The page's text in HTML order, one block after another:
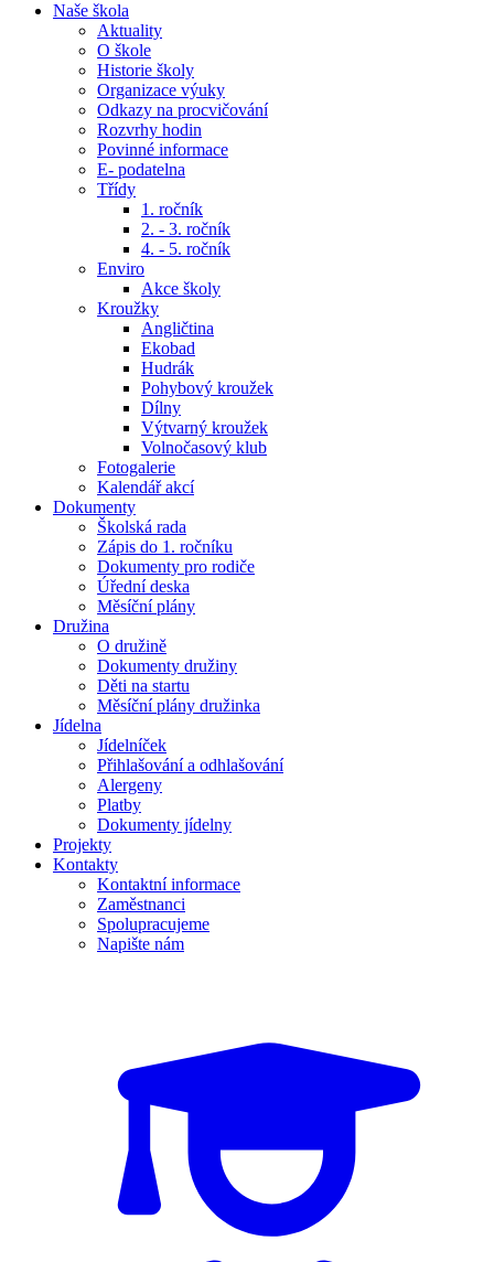
Naše škola
Aktuality
O škole
Historie školy
Organizace výuky
Odkazy na procvičování
Rozvrhy hodin
Povinné informace
E- podatelna
Třídy
1. ročník
2. - 3. ročník
4. - 5. ročník
Enviro
Akce školy
Kroužky
Angličtina
Ekobad
Hudrák
Pohybový kroužek
Dílny
Výtvarný kroužek
Volnočasový klub
Fotogalerie
Kalendář akcí
Dokumenty
Školská rada
Zápis do 1. ročníku
Dokumenty pro rodiče
Úřední deska
Měsíční plány
Družina
O družině
Dokumenty družiny
Děti na startu
Měsíční plány družinka
Jídelna
Jídelníček
Přihlašování a odhlašování
Alergeny
Platby
Dokumenty jídelny
Projekty
Kontakty
Kontaktní informace
Zaměstnanci
Spolupracujeme
Napište nám